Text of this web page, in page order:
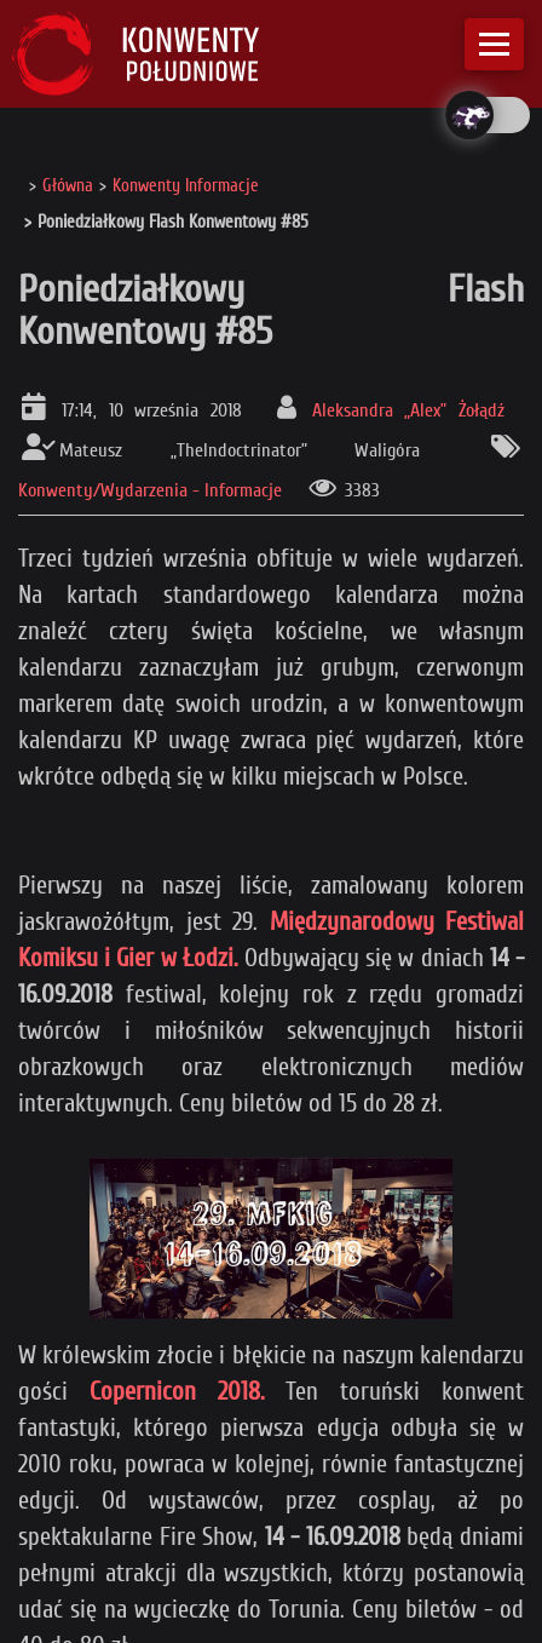
Główna
Konwenty Informacje
Poniedziałkowy Flash Konwentowy #85
Poniedziałkowy Flash
Konwentowy #85
17:14, 10 września 2018
Aleksandra „Alex” Żołądź
Mateusz „TheIndoctrinator” Waligóra
Konwenty/Wydarzenia - Informacje
3383
Trzeci tydzień września obfituje w wiele wydarzeń.
Na kartach standardowego kalendarza można
znaleźć cztery święta kościelne, we własnym
kalendarzu zaznaczyłam już grubym, czerwonym
markerem datę swoich urodzin, a w konwentowym
kalendarzu KP uwagę zwraca pięć wydarzeń, które
wkrótce odbędą się w kilku miejscach w Polsce.
Pierwszy na naszej liście, zamalowany kolorem
jaskrawożółtym, jest 29. Międzynarodowy Festiwal
Komiksu i Gier w Łodzi.Odbywający się w dniach 14 -
16.09.2018 festiwal, kolejny rok z rzędu gromadzi
twórców i miłośników sekwencyjnych historii
obrazkowych oraz elektronicznych mediów
interaktywnych. Ceny biletów od 15 do 28 zł.
W królewskim złocie i błękicie na naszym kalendarzu
gości Copernicon 2018.Ten toruński konwent
fantastyki, którego pierwsza edycja odbyła się w
2010 roku, powraca w kolejnej, równie fantastycznej
edycji. Od wystawców, przez cosplay, aż po
spektakularne Fire Show, 14 - 16.09.2018będą dniami
pełnymi atrakcji dla wszystkich, którzy postanowią
udać się na wycieczkę do Torunia. Ceny biletów - od